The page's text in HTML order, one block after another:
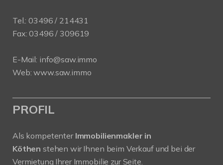
Tel.:03496 / 214431
Fax: 03496 / 309619
E-Mail: info@saw.immo
Web:www.saw.immo
PROFIL
Als kompetenter Immobilienmakler in
Köthen stehen wir Ihnen beim Verkauf und bei der
Vermietung Ihrer Immobilie zur Seite.